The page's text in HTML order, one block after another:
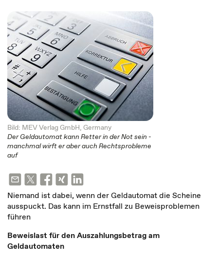
Bild: MEV Verlag GmbH, Germany
Der Geldautomat kann Retter in der Not sein -
manchmal wirft er aber auch Rechtsprobleme
auf
Niemand ist dabei, wenn der Geldautomat die Scheine
ausspuckt. Das kann im Ernstfall zu Beweisproblemen
führen
Beweislast für den Auszahlungsbetrag am
Geldautomaten